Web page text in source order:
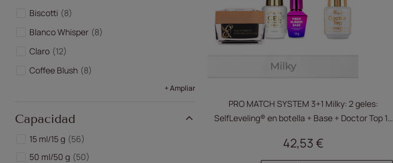
Biscotti
8
Blanco Whisper 8
Claro 12
Coffee Blush 8
+ Ampliar
Capacidad
15 ml/15 g 56
50 ml/50 g 50
PRO MATCH SYSTEM 3+1 Milky: 2 geles:
SelfLeveling® en botella + Base + Doctor Top 15
42,53 €